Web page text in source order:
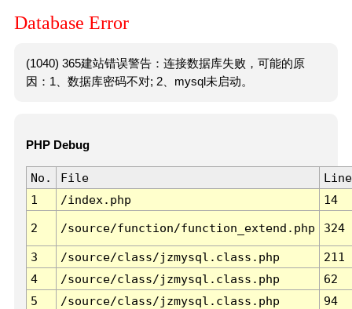
Database Error
(1040) 365建站错误警告：连接数据库失败，可能的原
因：1、数据库密码不对; 2、mysql未启动。
PHP Debug
No. File
Line
1
/index.php 14
2 /source/function/function_extend.php 324
3 /source/class/jzmysql.class.php
211
4
/source/class/jzmysql.class.php
62
5
/source/class/jzmysql.class.php
94